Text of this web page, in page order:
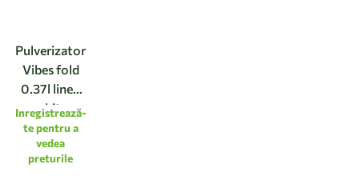
Pulverizator
Vibes fold
0.37l linen
white
Inregistrează-
te pentru a
vedea
preturile